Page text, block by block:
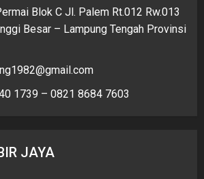
Blok C Jl. Palem Rt.012 Rw.013
Besar – Lampung Tengah Provinsi
1739 – 0821 8684 7603
JAYA